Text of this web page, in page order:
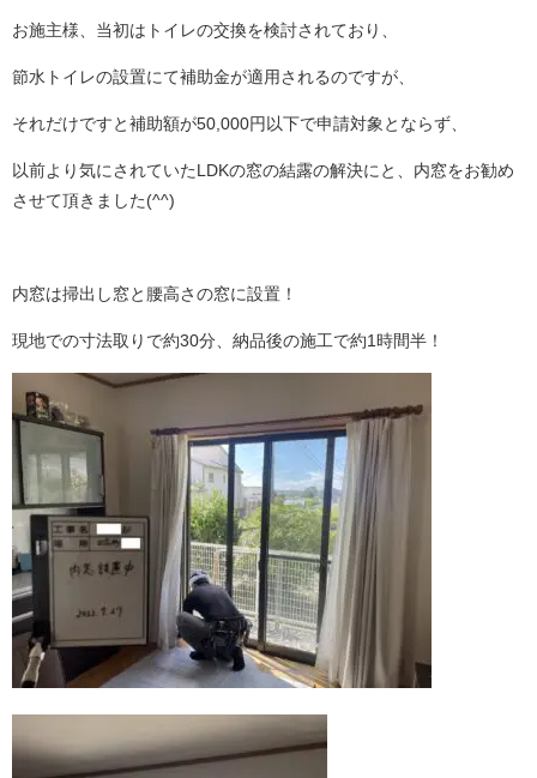
お施主様、当初はトイレの交換を検討されており、
節水トイレの設置にて補助金が適用されるのですが、
それだけですと補助額が50,000円以下で申請対象とならず、
以前より気にされていたLDKの窓の結露の解決にと、内窓をお勧め
させて頂きました(^^)
内窓は掃出し窓と腰高さの窓に設置！
現地での寸法取りで約30分、納品後の施工で約1時間半！